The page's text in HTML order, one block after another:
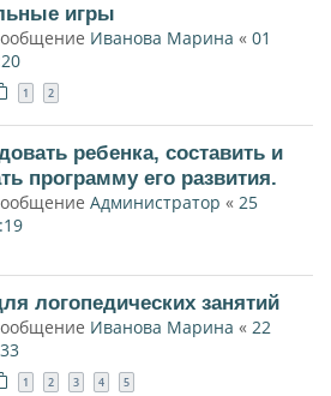
игры
Иванова Марина « 01
1 2
ребенка, составить и
программу его развития.
Администратор « 25
логопедических занятий
Иванова Марина « 22
1 2 3 4 5